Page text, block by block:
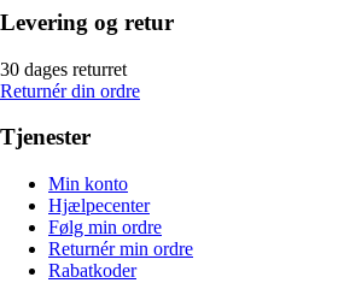
Levering og retur
30 dages returret
Returnér din ordre
Tjenester
Min konto
Hjælpecenter
Følg min ordre
Returnér min ordre
Rabatkoder